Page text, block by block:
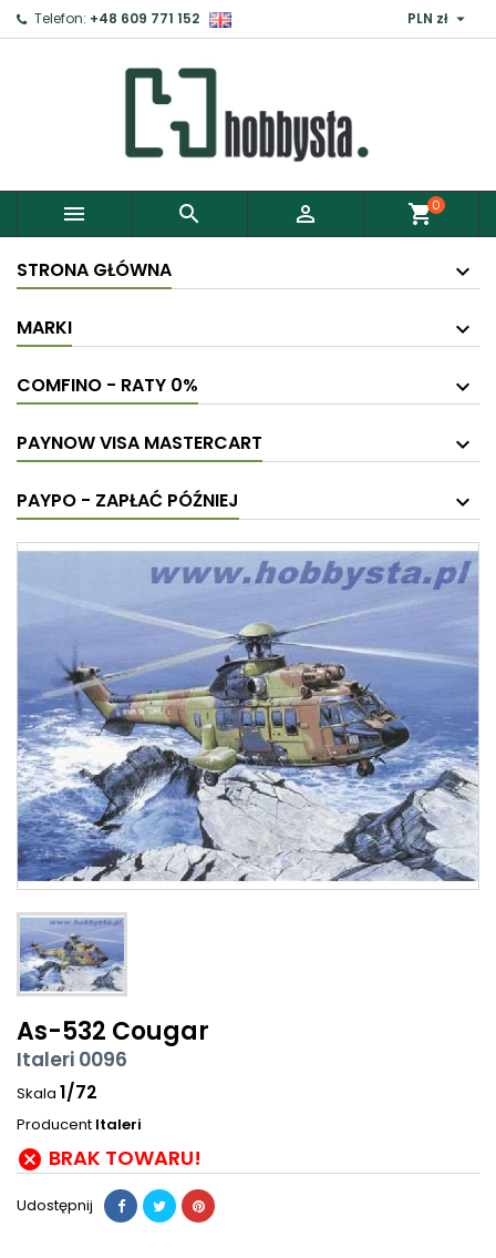
Telefon: +48 609 771 152 PLN zł 
   shopping_cart0
STRONA GŁÓWNA
MARKI
COMFINO - RATY 0%
PAYNOW VISA MASTERCART
PAYPO - ZAPŁAĆ PÓŹNIEJ
As-532 Cougar
Italeri 0096
Skala 1/72
Producent Italeri
 BRAK TOWARU!
Udostępnij